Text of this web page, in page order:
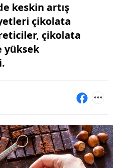
keskin artış
çikolata
çikolata
yüksek